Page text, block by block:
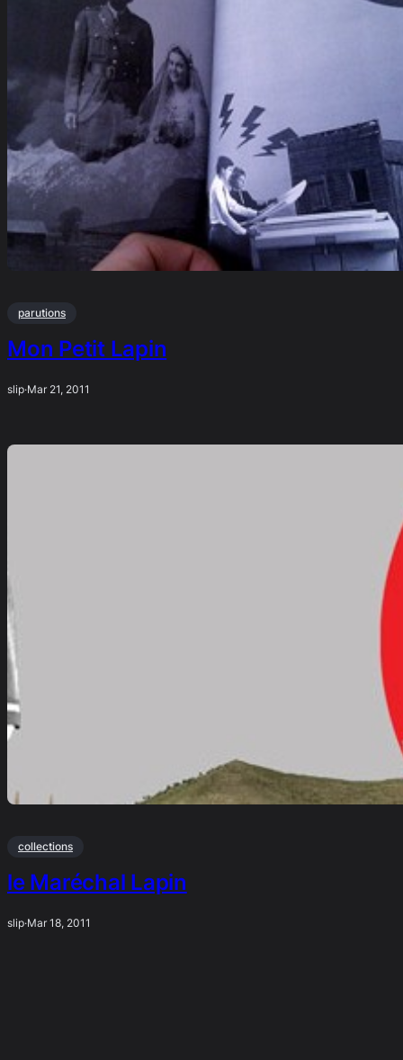
parutions
Mon Petit Lapin
slip·Mar 21, 2011
collections
le Maréchal Lapin
slip·Mar 18, 2011